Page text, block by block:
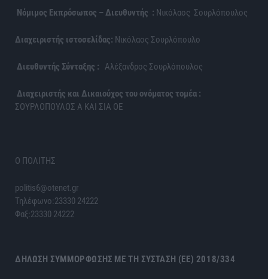
Νόμιμος Εκπρόσωπος – Διευθυντής : Νικόλαος Σουρλόπουλος
Διαχειριστής ιστοσελίδας: Νικόλαος Σουρλόπουλο
Διευθυντής Σύνταξης : Αλέξανδρος Σουρλόπουλος
Διαχειριστής και Δικαιούχος του ονόματος τομέα :
ΣΟΥΡΛΟΠΟΥΛΟΣ Α ΚΑΙ ΣΙΑ ΟΕ
Ο ΠΟΛΙΤΗΣ
politis6@otenet.gr
Τηλέφωνο:23330 24222
Φαξ:23330 24222
ΔΉΛΩΣΗ ΣΥΜΜΌΡΦΩΣΗΣ ΜΕ ΤΗ ΣΎΣΤΑΣΗ (ΕΕ) 2018/334